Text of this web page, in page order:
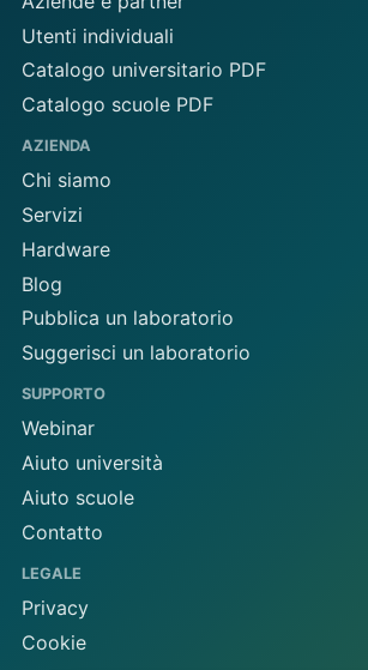
Utenti individuali
Catalogo universitario PDF
Catalogo scuole PDF
AZIENDA
Chi siamo
Servizi
Hardware
Blog
Pubblica un laboratorio
Suggerisci un laboratorio
SUPPORTO
Webinar
Aiuto università
Aiuto scuole
Contatto
LEGALE
Privacy
Cookie